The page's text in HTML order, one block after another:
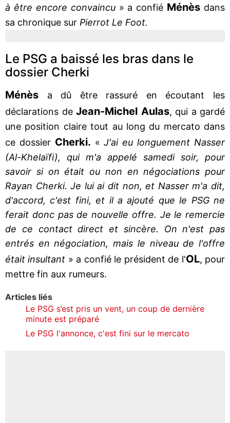
à être encore convaincu » a confié Ménès dans
sa chronique sur Pierrot Le Foot.
Le PSG a baissé les bras dans le
dossier Cherki
Ménès a dû être rassuré en écoutant les
déclarations de Jean-Michel Aulas, qui a gardé
une position claire tout au long du mercato dans
ce dossier Cherki. «J'ai eu longuement Nasser
(Al-Khelaïfi), qui m'a appelé samedi soir, pour
savoir si on était ou non en négociations pour
Rayan Cherki. Je lui ai dit non, et Nasser m'a dit,
d'accord, c'est fini, et il a ajouté que le PSG ne
ferait donc pas de nouvelle offre. Je le remercie
de ce contact direct et sincère. On n'est pas
entrés en négociation, mais le niveau de l'offre
était insultant » a confié le président de l'OL, pour
mettre fin aux rumeurs.
Articles liés
Le PSG s’est pris un vent, un coup de dernière
minute est préparé
Le PSG l'annonce, c'est fini sur le mercato